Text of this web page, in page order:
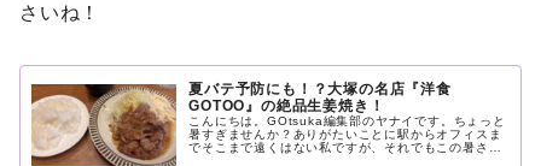
さいね！
夏バテ予防にも！？大塚の名店『洋食
GOTOO』の絶品生姜焼き！
こんにちは。GOtsuka編集部のヤナイです。ちょっと
暑すぎませんか？ありがたいことに駅からオフィスま
でそこまで遠くはない私ですが、それでもこの暑さだ